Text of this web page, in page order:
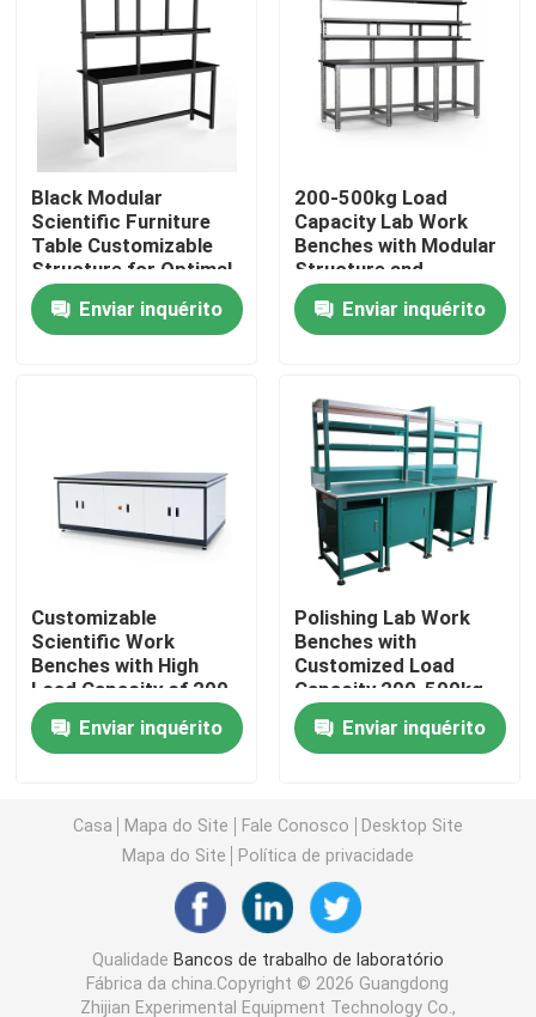
Quem Somos
Fábrica
Controle de Qualidade
Fale Conosco
Pedir um orçamento
Capa das emanações do laboratório
Armário de armazenamento de laboratório
Mobiliário de laboratório para estudantes
Banco do equilíbrio do laboratório
Acessórios para mobiliário de laboratório
Cadeira dobrável do auditório
Cadeira elevadora de laboratório
Black Modular
Scientific Furniture
Table Customizable
Structure for Optimal
Functionality and
Space Utilization
Enviar inquérito
200-500kg Load
Capacity Lab Work
Benches with Modular
Structure and
Optional Accessories
Enviar inquérito
Customizable
Scientific Work
Benches with High
Load Capacity of 200-
500kg
Enviar inquérito
Polishing Lab Work
Benches with
Customized Load
Capacity 200-500kg
and Powder Coating
Enviar inquérito
Casa Mapa do Site Fale Conosco
Desktop Site
Mapa do Site
Política de privacidade
Qualidade Bancos de trabalho de laboratório
Fábrica da china.Copyright © 2026 Guangdong
Zhijian Experimental Equipment Technology Co.,